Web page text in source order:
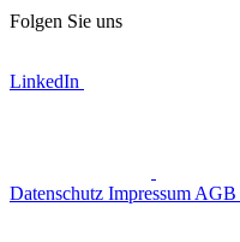
Folgen Sie uns
LinkedIn
Datenschutz Impressum AGB